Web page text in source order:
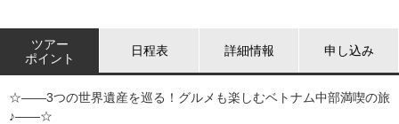
ツアー
ポイント
日程表 詳細情報 申し込み
☆――3つの世界遺産を巡る！グルメも楽しむベトナム中部満喫の旅
♪――☆